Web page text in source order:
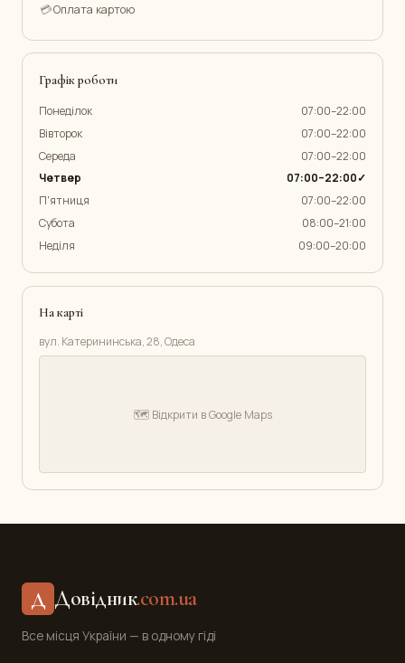
💳Оплата картою
Графік роботи
Понеділок
07:00–22:00
Вівторок
07:00–22:00
Середа
07:00–22:00
Четвер
07:00–22:00✓
П'ятниця
07:00–22:00
Субота
08:00–21:00
Неділя
09:00–20:00
На карті
вул. Катерининська, 28, Одеса
🗺️ Відкрити в Google Maps
Д Довідник.com.ua
Все місця України — в одному гіді